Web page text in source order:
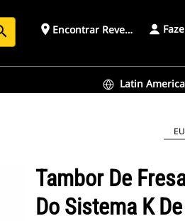
place Encontrar Revendedor
Latin
Tambor De
Do Sistema K